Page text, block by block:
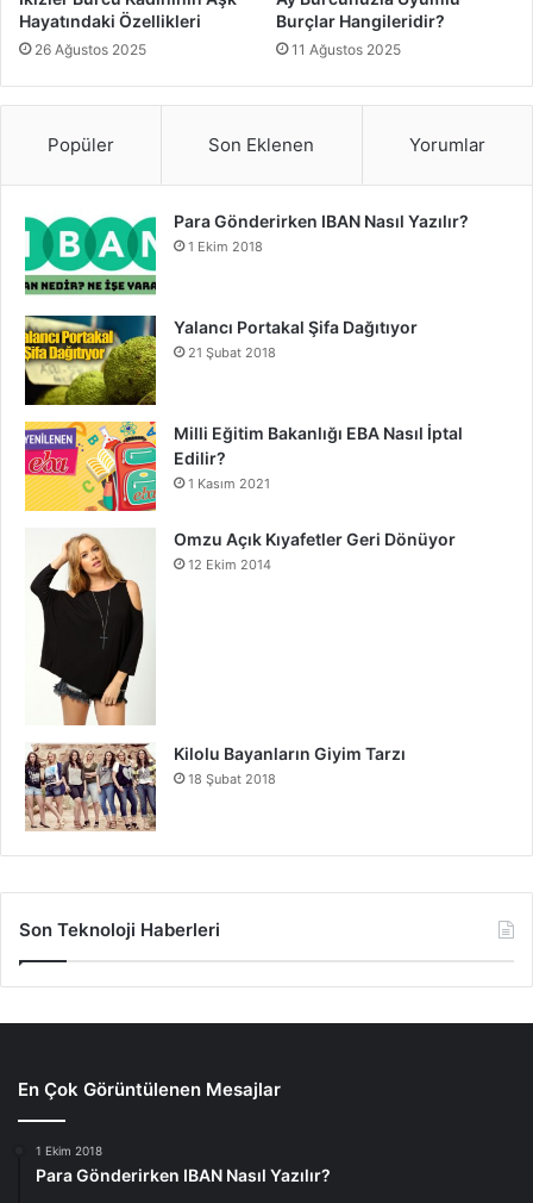
Hayatındaki Özellikleri
26 Ağustos 2025
Burçlar Hangileridir?
11 Ağustos 2025
Popüler Son Eklenen Yorumlar
Para Gönderirken IBAN Nasıl Yazılır?
1 Ekim 2018
Yalancı Portakal Şifa Dağıtıyor
21 Şubat 2018
Milli Eğitim Bakanlığı EBA Nasıl İptal
Edilir?
1 Kasım 2021
Omzu Açık Kıyafetler Geri Dönüyor
12 Ekim 2014
Kilolu Bayanların Giyim Tarzı
18 Şubat 2018
Son Teknoloji Haberleri
En Çok Görüntülenen Mesajlar
1 Ekim 2018
Para Gönderirken IBAN Nasıl Yazılır?